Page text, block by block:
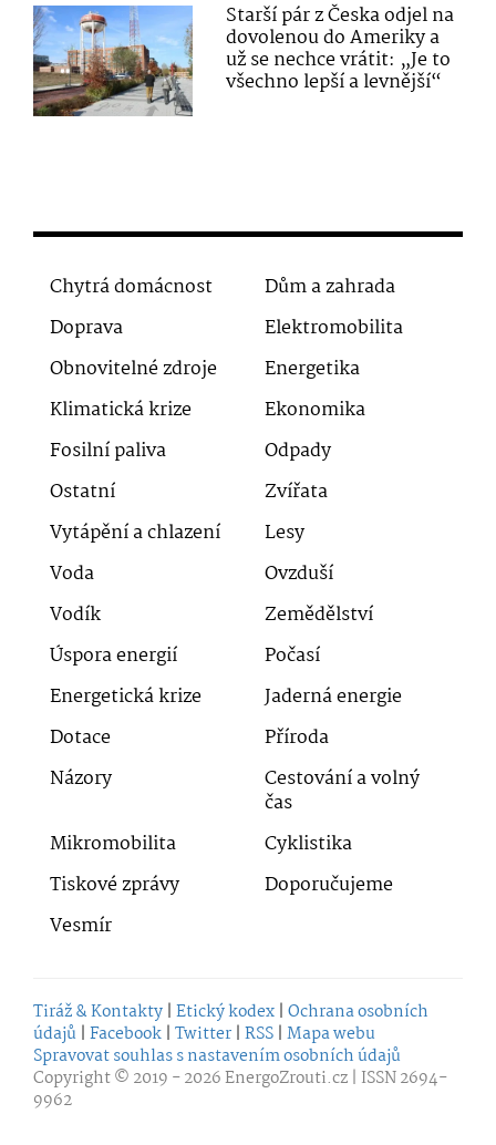
Starší pár z Česka odjel na
dovolenou do Ameriky a
už se nechce vrátit: „Je to
všechno lepší a levnější“
Chytrá domácnost
Dům a zahrada
Doprava
Elektromobilita
Obnovitelné zdroje
Energetika
Klimatická krize
Ekonomika
Fosilní paliva
Odpady
Ostatní
Zvířata
Vytápění a chlazení
Lesy
Voda
Ovzduší
Vodík
Zemědělství
Úspora energií
Počasí
Energetická krize
Jaderná energie
Dotace
Příroda
Názory
Cestování a volný
čas
Mikromobilita
Cyklistika
Tiskové zprávy
Doporučujeme
Vesmír
Tiráž & Kontakty | Etický kodex | Ochrana osobních
údajů | Facebook | Twitter | RSS | Mapa webu
Spravovat souhlas s nastavením osobních údajů
Copyright © 2019 - 2026EnergoZrouti.cz | ISSN 2694-
9962